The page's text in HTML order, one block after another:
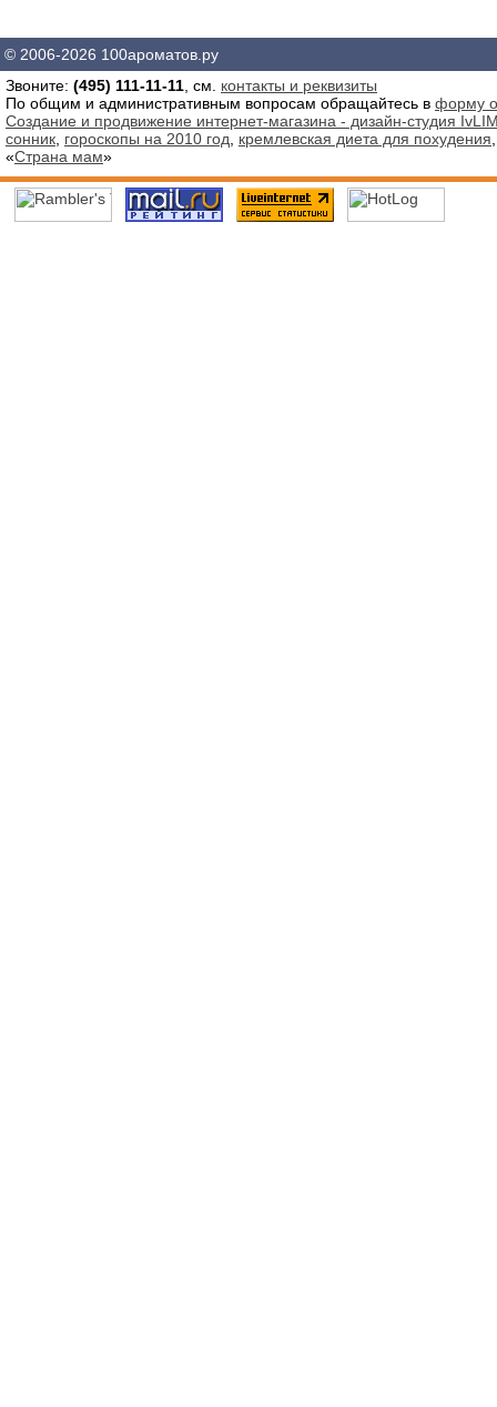
© 2006-2026 100ароматов.ру
Звоните: (495) 111-11-11 , см. контакты и реквизиты
По общим и административным вопросам обращайтесь в форму
Создание и продвижение интернет-магазина - дизайн-студия
сонник гороскопы на 2010 год кремлевская диета для похудения
«Страна мам»